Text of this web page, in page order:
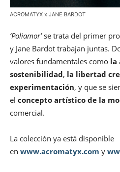
ACROMATYX x JANE BARDOT
‘Poliamor’se trata del primer
y Jane Bardot trabajan juntas.
valores fundamentales como la
sostenibilidad, la libertad
experimentación, y que se
el concepto artístico de la
comercial.
La colección ya está disponible
en www.acromatyx.com y